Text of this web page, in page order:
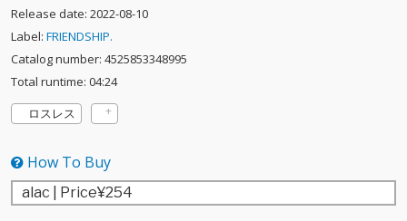
Release date: 2022-08-10
Label: FRIENDSHIP.
Catalog number: 4525853348995
Total runtime: 04:24
ロスレス
How To Buy